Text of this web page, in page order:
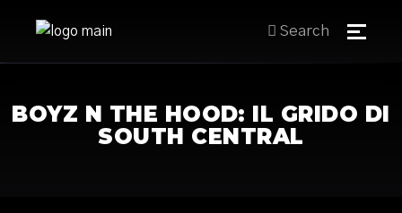
Search
BOYZ N THE HOOD: IL GRIDO DI
SOUTH CENTRAL